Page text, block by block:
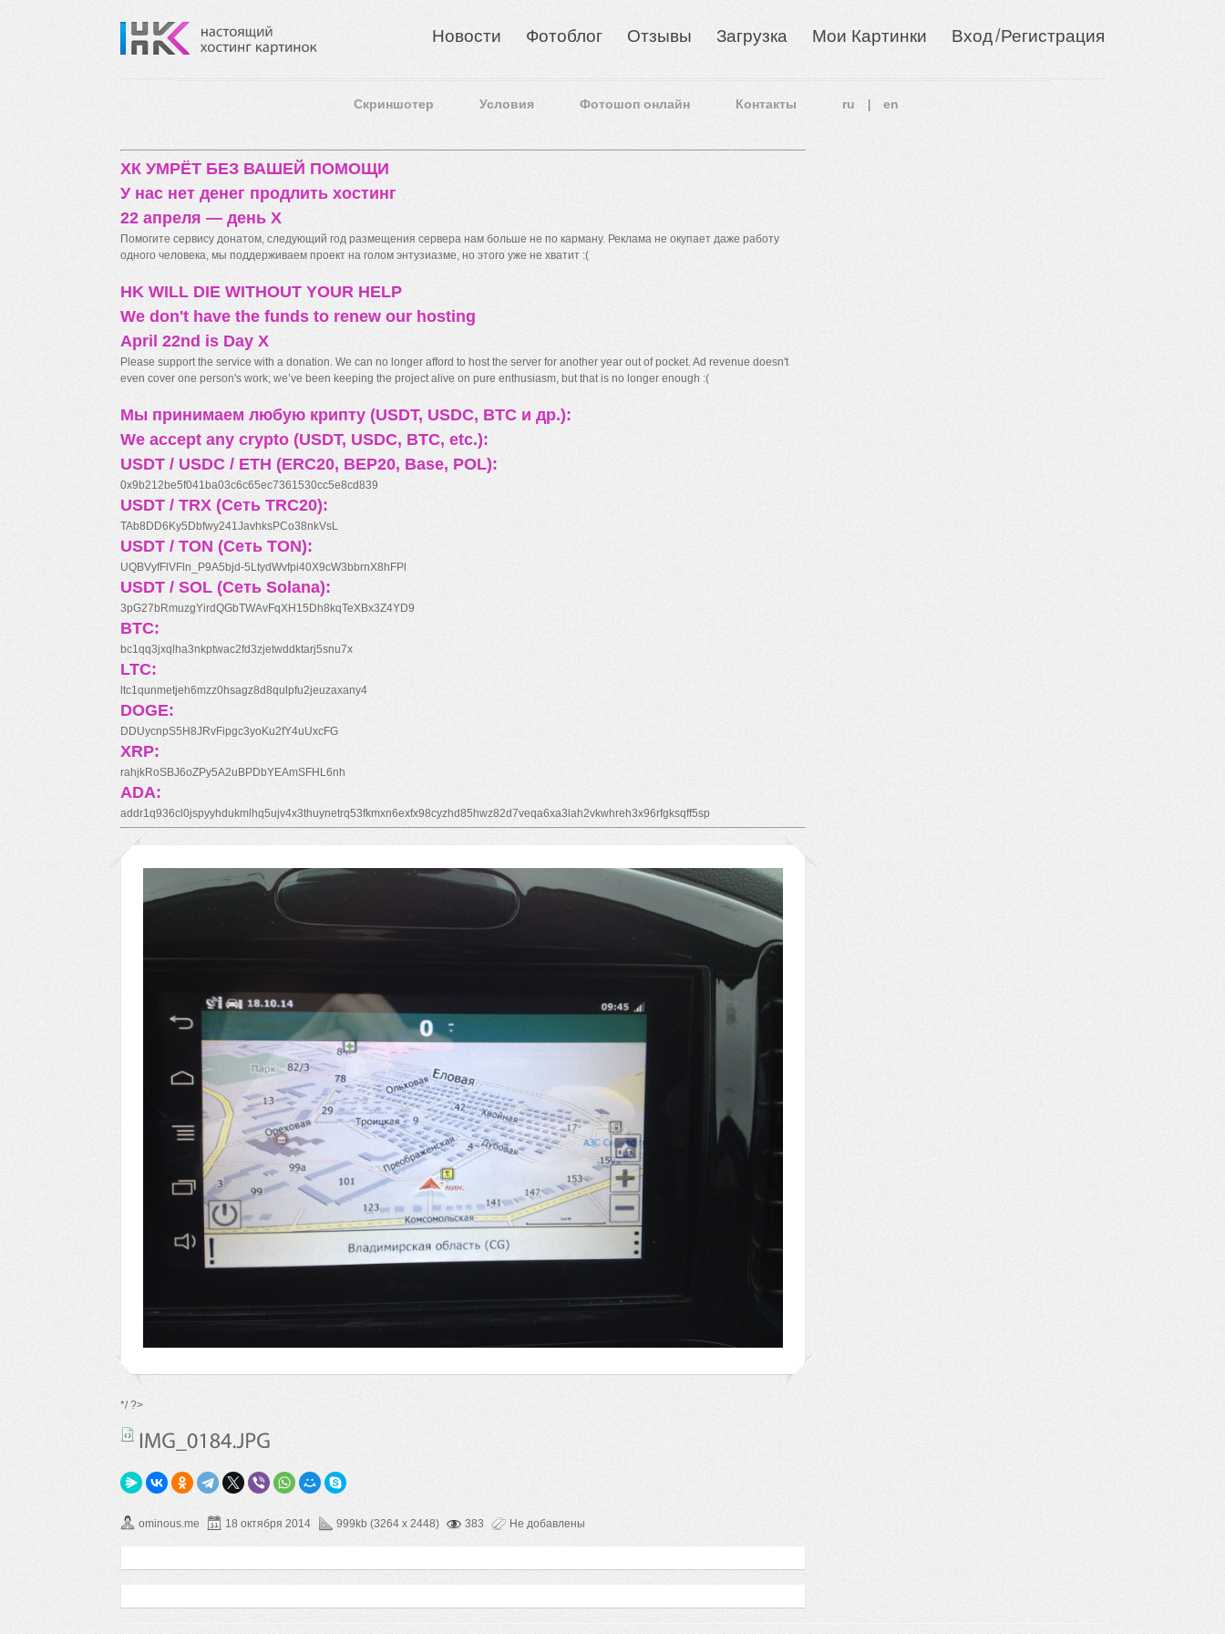
Новости Фотоблог Отзывы Загрузка Мои Картинки Вход/Регистрация
Скриншотер Условия Фотошоп онлайн Контакты ru en
ХК УМРЁТ БЕЗ ВАШЕЙ ПОМОЩИ
У нас нет денег продлить хостинг
22 апреля — день X
Помогите сервису донатом, следующий год размещения сервера нам больше не по карману. Реклама не окупает даже работу
одного человека, мы поддерживаем проект на голом энтузиазме, но этого уже не хватит :(
HK WILL DIE WITHOUT YOUR HELP
We don't have the funds to renew our hosting
April 22nd is Day X
Please support the service with a donation. We can no longer afford to host the server for another year out of pocket. Ad revenue doesn't
even cover one person's work; we’ve been keeping the project alive on pure enthusiasm, but that is no longer enough :(
Мы принимаем любую крипту (USDT, USDC, BTC и др.):
We accept any crypto (USDT, USDC, BTC, etc.):
USDT / USDC / ETH (ERC20, BEP20, Base, POL):
0x9b212be5f041ba03c6c65ec7361530cc5e8cd839
USDT / TRX (Сеть TRC20):
TAb8DD6Ky5Dbfwy241JavhksPCo38nkVsL
USDT / TON (Сеть TON):
UQBVyfFlVFln_P9A5bjd-5LtydWvfpi40X9cW3bbrnX8hFPl
USDT / SOL (Сеть Solana):
3pG27bRmuzgYirdQGbTWAvFqXH15Dh8kqTeXBx3Z4YD9
BTC:
bc1qq3jxqlha3nkptwac2fd3zjetwddktarj5snu7x
LTC:
ltc1qunmetjeh6mzz0hsagz8d8qulpfu2jeuzaxany4
DOGE:
DDUycnpS5H8JRvFipgc3yoKu2fY4uUxcFG
XRP:
rahjkRoSBJ6oZPy5A2uBPDbYEAmSFHL6nh
ADA:
addr1q936cl0jspyyhdukmlhq5ujv4x3thuynetrq53fkmxn6exfx98cyzhd85hwz82d7veqa6xa3lah2vkwhreh3x96rfgksqff5sp
*/ ?>
ominous.me 18 октября 2014 999kb (3264 x 2448) 383 Не добавлены